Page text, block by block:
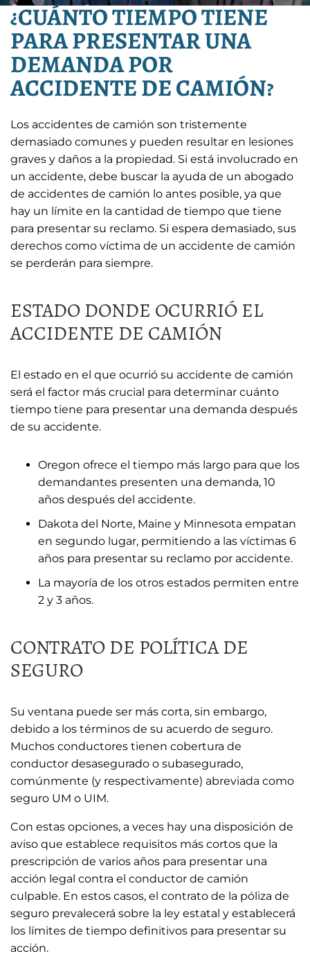
¿CUÁNTO TIEMPO TIENE
PARA PRESENTAR UNA
DEMANDA POR
ACCIDENTE DE CAMIÓN?
Los accidentes de camión son tristemente
demasiado comunes y pueden resultar en lesiones
graves y daños a la propiedad. Si está involucrado en
un accidente, debe buscar la ayuda de un abogado
de accidentes de camión lo antes posible, ya que
hay un límite en la cantidad de tiempo que tiene
para presentar su reclamo. Si espera demasiado, sus
derechos como víctima de un accidente de camión
se perderán para siempre.
ESTADO DONDE OCURRIÓ EL
ACCIDENTE DE CAMIÓN
El estado en el que ocurrió su accidente de camión
será el factor más crucial para determinar cuánto
tiempo tiene para presentar una demanda después
de su accidente.
Oregon ofrece el tiempo más largo para que los
demandantes presenten una demanda, 10
años después del accidente.
Dakota del Norte, Maine y Minnesota empatan
en segundo lugar, permitiendo a las víctimas 6
años para presentar su reclamo por accidente.
La mayoría de los otros estados permiten entre
2 y 3 años.
CONTRATO DE POLÍTICA DE
SEGURO
Su ventana puede ser más corta, sin embargo,
debido a los términos de su acuerdo de seguro.
Muchos conductores tienen cobertura de
conductor desasegurado o subasegurado,
comúnmente (y respectivamente) abreviada como
seguro UM o UIM.
Con estas opciones, a veces hay una disposición de
aviso que establece requisitos más cortos que la
prescripción de varios años para presentar una
acción legal contra el conductor de camión
culpable. En estos casos, el contrato de la póliza de
seguro prevalecerá sobre la ley estatal y establecerá
los límites de tiempo definitivos para presentar su
acción.